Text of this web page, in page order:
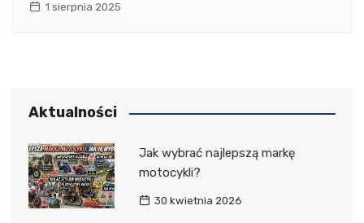
1 sierpnia 2025
Aktualności
Jak wybrać najlepszą markę
motocykli?
30 kwietnia 2026